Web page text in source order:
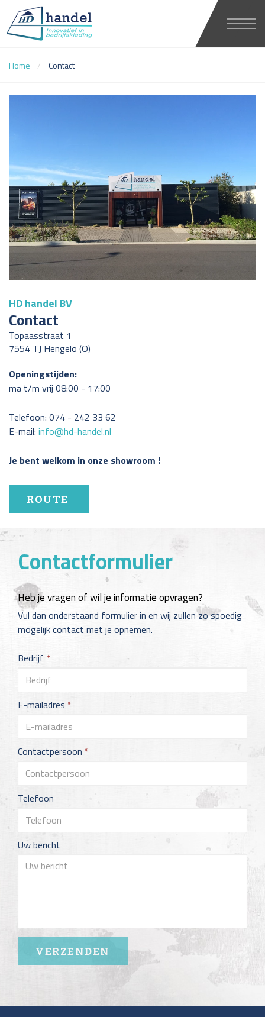
Home Contact
HD handel BV
Contact
Topaasstraat 1
7554 TJ Hengelo (O)
Openingstijden:
ma t/m vrij 08:00 - 17:00
Telefoon: 074 - 242 33 62
E-mail: info@hd-handel.nl
Je bent welkom in onze showroom !
ROUTE
Contactformulier
Heb je vragen of wil je informatie opvragen?
Vul dan onderstaand formulier in en wij zullen zo spoedig
mogelijk contact met je opnemen.
Bedrijf *
E-mailadres *
Contactpersoon *
Telefoon
Uw bericht
VERZENDEN